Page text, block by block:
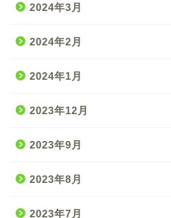
2024年3月
2024年2月
2024年1月
2023年12月
2023年9月
2023年8月
2023年7月